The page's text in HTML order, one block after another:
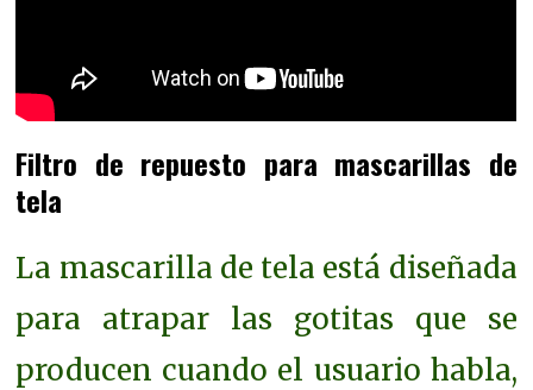
Filtro de repuesto para mascarillas de
tela
La mascarilla de tela está diseñada
para atrapar las gotitas que se
producen cuando el usuario habla,